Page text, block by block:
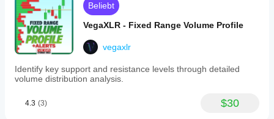
Beliebt
VegaXLR - Fixed Range Volume Profile
vegaxlr
Identify key support and resistance levels through detailed
volume distribution analysis.
4.3 (3) $30